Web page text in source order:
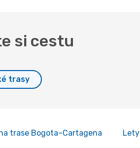
si cestu
trasy
trase Bogota–Cartagena